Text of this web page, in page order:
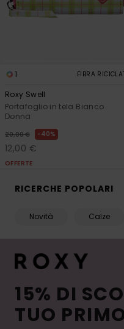
1 FIBRA
Roxy Swell
Portafoglio in tela Bianco
Donna
20,00 € 40%
12,00 €
OFFERTE
RICERCHE POPOLARI
Novità Calze
15% DI
TUO